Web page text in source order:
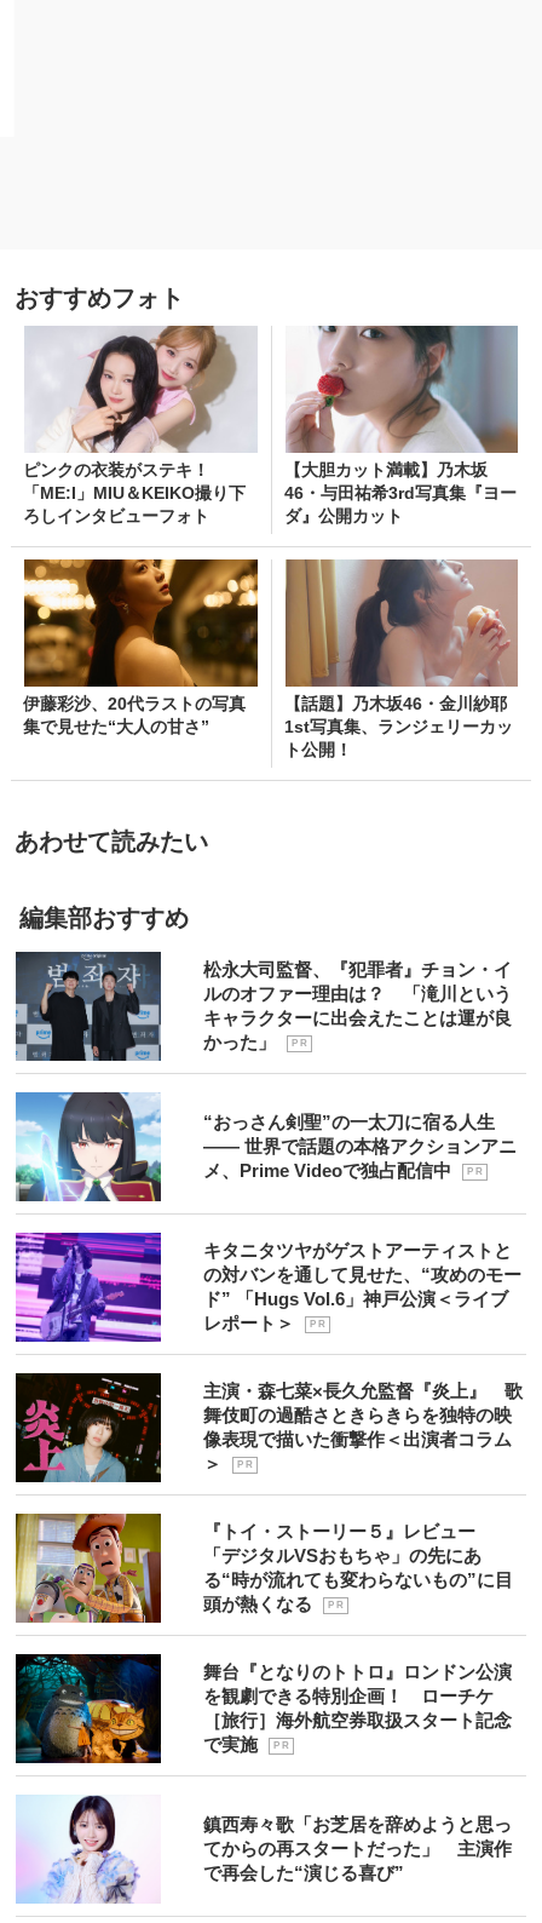
おすすめフォト
ピンクの衣装がステキ！
「ME:I」MIU＆KEIKO撮り下
ろしインタビューフォト
【大胆カット満載】乃木坂
46・与田祐希3rd写真集『ヨー
ダ』公開カット
伊藤彩沙、20代ラストの写真
集で見せた“大人の甘さ”
【話題】乃木坂46・金川紗耶
1st写真集、ランジェリーカッ
ト公開！
あわせて読みたい
編集部おすすめ
松永大司監督、『犯罪者』チョン・イ
ルのオファー理由は？ 「滝川という
キャラクターに出会えたことは運が良
かった」
P R
“おっさん剣聖”の一太刀に宿る人生
―― 世界で話題の本格アクションアニ
メ、Prime Videoで独占配信中
P R
キタニタツヤがゲストアーティストと
の対バンを通して見せた、“攻めのモー
ド” 「Hugs Vol.6」神戸公演＜ライブ
レポート＞
P R
主演・森七菜×長久允監督『炎上』 歌
舞伎町の過酷さときらきらを独特の映
像表現で描いた衝撃作＜出演者コラム
＞
P R
『トイ・ストーリー５』レビュー
「デジタルVSおもちゃ」の先にあ
る“時が流れても変わらないもの”に目
頭が熱くなる
P R
舞台『となりのトトロ』ロンドン公演
を観劇できる特別企画！ ローチケ
［旅行］海外航空券取扱スタート記念
で実施
P R
鎮西寿々歌「お芝居を辞めようと思っ
てからの再スタートだった」 主演作
で再会した“演じる喜び”